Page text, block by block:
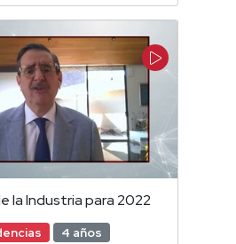
la Industria para 2022
4 años